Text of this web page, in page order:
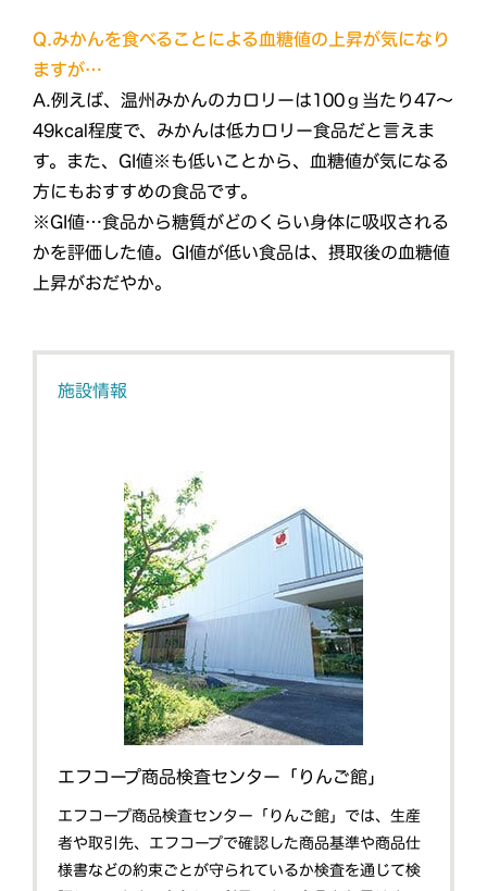
Q.みかんを食べることによる血糖値の上昇が気になり
ますが…
A.例えば、温州みかんのカロリーは100ｇ当たり47～
49kcal程度で、みかんは低カロリー食品だと言えま
す。また、GI値※も低いことから、血糖値が気になる
方にもおすすめの食品です。
※GI値…食品から糖質がどのくらい身体に吸収される
かを評価した値。GI値が低い食品は、摂取後の血糖値
上昇がおだやか。
施設情報
エフコープ商品検査センター「りんご館」
エフコープ商品検査センター「りんご館」では、生産
者や取引先、エフコープで確認した商品基準や商品仕
様書などの約束ごとが守られているか検査を通じて検